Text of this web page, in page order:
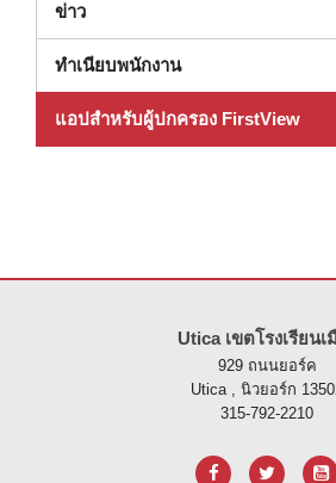
ข่าว
ทําเนียบพนักงาน
แอปสำหรับผู้ปกครอง FirstView
Utica เขตโรงเรียนเ
929 ถนนยอร์ค
Utica , นิวยอร์ก
315-792-2210